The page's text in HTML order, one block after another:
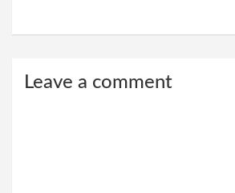
Leave a comment